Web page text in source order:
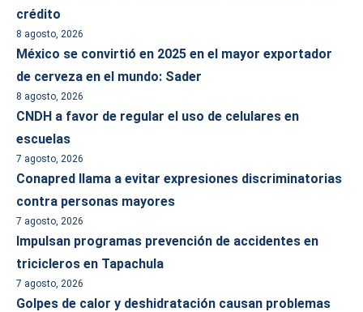
crédito
8 agosto, 2026
México se convirtió en 2025 en el mayor exportador
de cerveza en el mundo: Sader
8 agosto, 2026
CNDH a favor de regular el uso de celulares en
escuelas
7 agosto, 2026
Conapred llama a evitar expresiones discriminatorias
contra personas mayores
7 agosto, 2026
Impulsan programas prevención de accidentes en
tricicleros en Tapachula
7 agosto, 2026
Golpes de calor y deshidratación causan problemas